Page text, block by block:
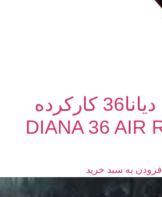
تفنگ بادی دیانا36 کارکرده
افزودن به سبد خرید